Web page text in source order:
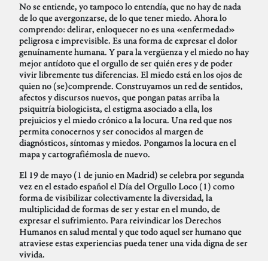
No se entiende, yo tampoco lo entendía, que no hay de nada
de lo que avergonzarse, de lo que tener miedo. Ahora lo
comprendo: delirar, enloquecer no es una «enfermedad»
peligrosa e imprevisible. Es una forma de expresar el dolor
genuínamente humana. Y para la vergüenza y el miedo no hay
mejor antídoto que el orgullo de ser quién eres y de poder
vivir libremente tus diferencias. El miedo está en los ojos de
quien no (se)comprende. Construyamos un red de sentidos,
afectos y discursos nuevos, que pongan patas arriba la
psiquitría biologicista, el estigma asociado a ella, los
prejuicios y el miedo crónico a la locura. Una red que nos
permita conocernos y ser conocidos al margen de
diagnósticos, síntomas y miedos. Pongamos la locura en el
mapa y cartografiémosla de nuevo.
El 19 de mayo (1 de junio en Madrid) se celebra por segunda
vez en el estado español el Día del Orgullo Loco (1) como
forma de visibilizar colectivamente la diversidad, la
multiplicidad de formas de ser y estar en el mundo, de
expresar el sufrimiento. Para reivindicar los Derechos
Humanos en salud mental y que todo aquel ser humano que
atraviese estas experiencias pueda tener una vida digna de ser
vivida.